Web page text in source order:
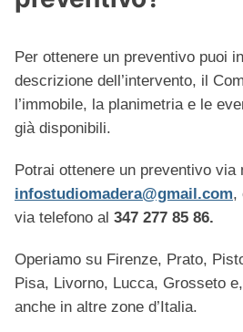
Per ottenere un preventivo puoi
descrizione dell’intervento, il
l’immobile, la planimetria e le
già disponibili.
Potrai ottenere un preventivo via
infostudiomadera@gmail.com,
via telefono al 347 277 85 86.
Operiamo su Firenze, Prato,
Pisa, Livorno, Lucca, Grosseto
anche in altre zone d’Italia.